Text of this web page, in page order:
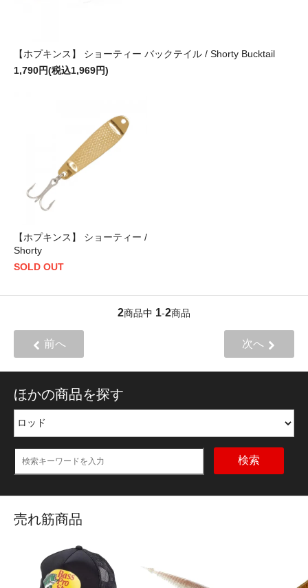
【ホプキンス】 ショーティー バックテイル / Shorty Bucktail
1,790円(税込1,969円)
【ホプキンス】 ショーティー /
Shorty
SOLD OUT
2商品中 1-2商品
前へ 次へ
ほかの商品を探す
検索
売れ筋商品